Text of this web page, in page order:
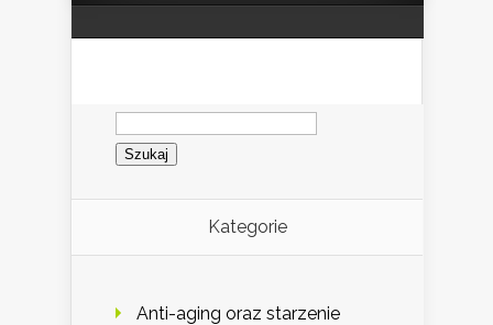
Szukaj:
Kategorie
Anti-aging oraz starzenie